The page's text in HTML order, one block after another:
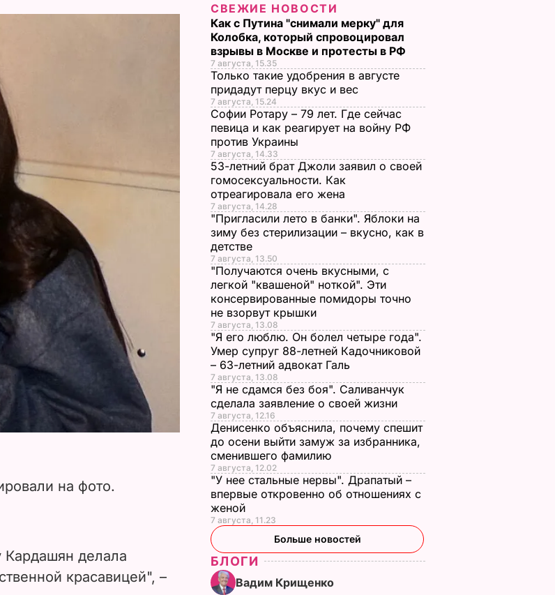
на фото.
Кардашян делала
красавицей", –
СВЕЖИЕ НОВОСТИ
Как с Путина "снимали мерку" для
Колобка, который спровоцировал
взрывы в Москве и протесты в РФ
7 августа, 15.35
Только такие удобрения в августе
придадут перцу вкус и вес
7 августа, 15.24
Софии Ротару – 79 лет. Где сейчас
певица и как реагирует на войну РФ
против Украины
7 августа, 14.33
53-летний брат Джоли заявил о своей
гомосексуальности. Как
отреагировала его жена
7 августа, 14.28
"Пригласили лето в банки". Яблоки на
зиму без стерилизации – вкусно, как в
детстве
7 августа, 13.50
"Получаются очень вкусными, с
легкой "квашеной" ноткой". Эти
консервированные помидоры точно
не взорвут крышки
7 августа, 13.08
"Я его люблю. Он болел четыре года".
Умер супруг 88-летней Кадочниковой
– 63-летний адвокат Галь
7 августа, 13.08
"Я не сдамся без боя". Саливанчук
сделала заявление о своей жизни
7 августа, 12.16
Денисенко объяснила, почему спешит
до осени выйти замуж за избранника,
сменившего фамилию
7 августа, 12.02
"У нее стальные нервы". Драпатый –
впервые откровенно об отношениях с
женой
7 августа, 11.23
Больше новостей
БЛОГИ
Вадим Крищенко